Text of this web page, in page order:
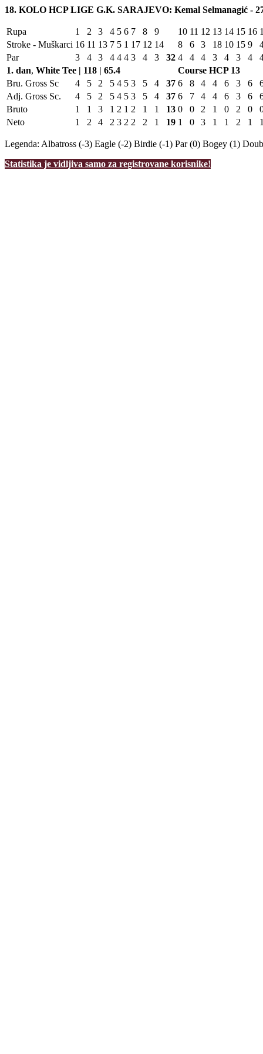
18. KOLO HCP LIGE G.K. SARAJEVO: Kemal Selmanagić -
Rupa 1 2 3 4 5 6 7 8 9 10 11 12 13 14 15 16
Stroke - Muškarci 16 11 13 7 5 1 17 12 14 8 6 3 18 10 15 9
Par
3 4 3 4 4 4 3 4 3 32 4 4 4 3 4 3 4
1. dan, White Tee | 118 | 65.4 Course HCP 13
Bru. Gross Sc
4 5 2 5 4 5 3 5 4 37 6 8 4 4 6 3 6
Adj. Gross Sc.
4 5 2 5 4 5 3 5 4 37 6 7 4 4 6 3 6
Bruto
1 1 3 1 2 1 2 1 1 13 0 0 2 1 0 2 0
Neto
1 2 4 2 3 2 2 2 1 19 1 0 3 1 1 2 1
Legenda: Albatross (-3) Eagle (-2) Birdie (-1) Par (0) Bogey (1)
Statistika je vidljiva samo za registrovane korisnike!